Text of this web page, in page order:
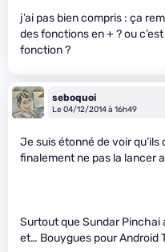
j’ai pas bien compris : ça
des fonctions en + ? ou
fonction ?
seboquoi
Le 04/12/2014 à 16h49
Je suis étonné de voir
finalement ne pas la lancer
Surtout que Sundar Pinchai
et… Bouygues pour Android